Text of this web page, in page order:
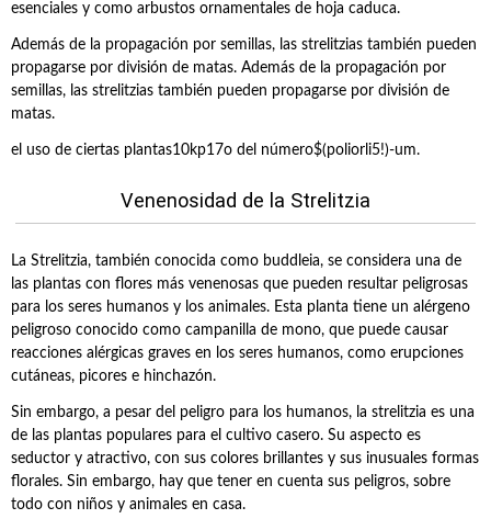
esenciales y como arbustos ornamentales de hoja caduca.
Además de la propagación por semillas, las strelitzias también pueden
propagarse por división de matas. Además de la propagación por
semillas, las strelitzias también pueden propagarse por división de
matas.
el uso de ciertas plantas10kp17o del número$(poliorli5!)-um.
Venenosidad de la Strelitzia
La Strelitzia, también conocida como buddleia, se considera una de
las plantas con flores más venenosas que pueden resultar peligrosas
para los seres humanos y los animales. Esta planta tiene un alérgeno
peligroso conocido como campanilla de mono, que puede causar
reacciones alérgicas graves en los seres humanos, como erupciones
cutáneas, picores e hinchazón.
Sin embargo, a pesar del peligro para los humanos, la strelitzia es una
de las plantas populares para el cultivo casero. Su aspecto es
seductor y atractivo, con sus colores brillantes y sus inusuales formas
florales. Sin embargo, hay que tener en cuenta sus peligros, sobre
todo con niños y animales en casa.